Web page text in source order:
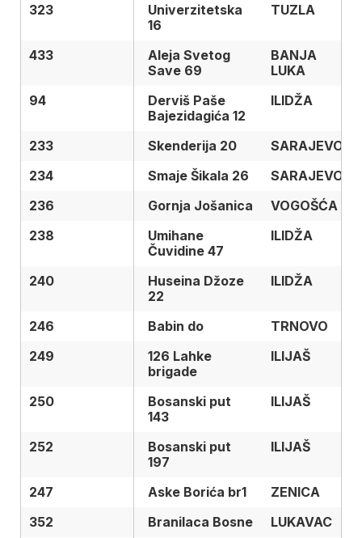
323
Univerzitetska
16
TUZLA
433
Aleja Svetog
Save 69
BANJA
LUKA
94
Derviš Paše
Bajezidagića 12
ILIDŽA
233 Skenderija 20
SARAJEVO
234
Smaje Šikala 26
SARAJEVO
236
Gornja Jošanica
VOGOŠĆA
238
Umihane
Čuvidine 47
ILIDŽA
240
Huseina Džoze
22
ILIDŽA
246 Babin do
TRNOVO
249
126 Lahke
brigade
ILIJAŠ
250
Bosanski put
143
ILIJAŠ
252
Bosanski put
197
ILIJAŠ
247 Aske Borića br1
ZENICA
352
Branilaca Bosne LUKAVAC
323
433
94
233
234
236
238
240
246
249
250
252
247
352